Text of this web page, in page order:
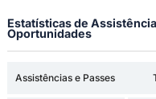
Estatísticas de
Oportunidades
Assistências e Passes